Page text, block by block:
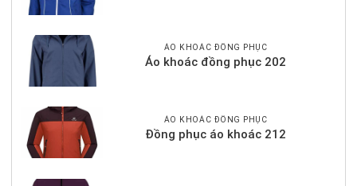
ÁO KHOÁC ĐỒNG PHỤC
Áo khoác đồng phục 202
ÁO KHOÁC ĐỒNG PHỤC
Đồng phục áo khoác 212